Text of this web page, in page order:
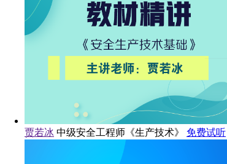
贾若冰 中级安全工程师《生产技术》 免费试听